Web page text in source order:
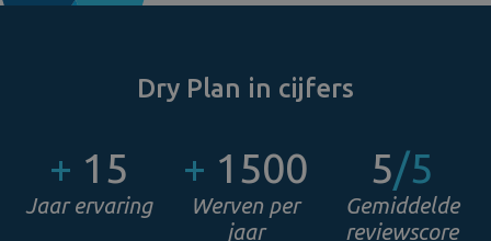
Dry Plan in cijfers
+ 15
Jaar ervaring
+ 1500
Werven per
jaar
5/5
Gemiddelde
reviewscore